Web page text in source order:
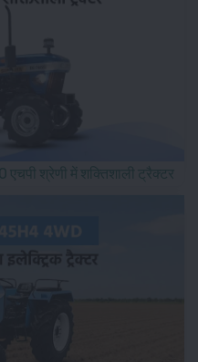
श्रेणी में शक्तिशाली ट्रैक्टर